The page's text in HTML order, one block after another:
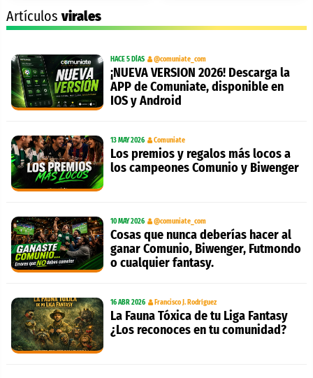
Artículosvirales
HACE 5 DÍAS @comuniate_com
¡NUEVA VERSION 2026! Descarga la
APP de Comuniate, disponible en
IOS y Android
13 MAY 2026 Comuniate
Los premios y regalos más locos a
los campeones Comunio y Biwenger
10 MAY 2026 @comuniate_com
Cosas que nunca deberías hacer al
ganar Comunio, Biwenger, Futmondo
o cualquier fantasy.
16 ABR 2026 Francisco J. Rodríguez
La Fauna Tóxica de tu Liga Fantasy
¿Los reconoces en tu comunidad?